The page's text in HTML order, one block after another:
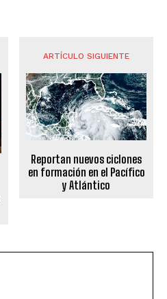
ARTÍCULO SIGUIENTE
Reportan nuevos ciclones
en formación en el Pacífico
y Atlántico